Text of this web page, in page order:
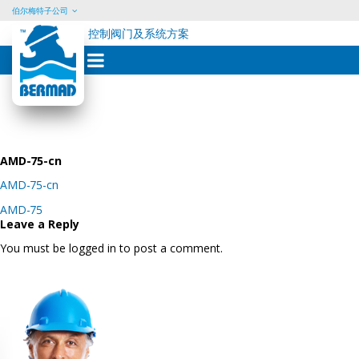
Skip
content
伯尔梅特子公司
控制阀门及系统方案
AMD-75-cn
AMD-75-cn
Post
navigation
AMD-75
Leave a Reply
You must be logged in to post a comment.